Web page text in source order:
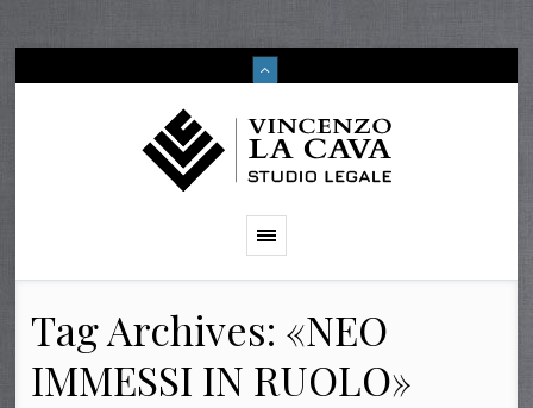
Tag Archives: «NEO
IMMESSI IN RUOLO»